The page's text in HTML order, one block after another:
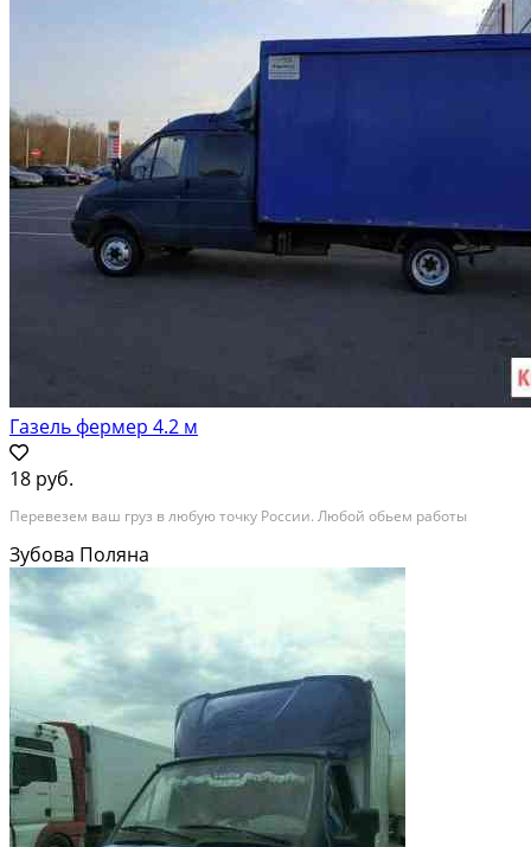
Газель фермер 4.2 м
18 руб.
Перевезем ваш груз в любую точку России. Любой обьем работы
Зубова Поляна